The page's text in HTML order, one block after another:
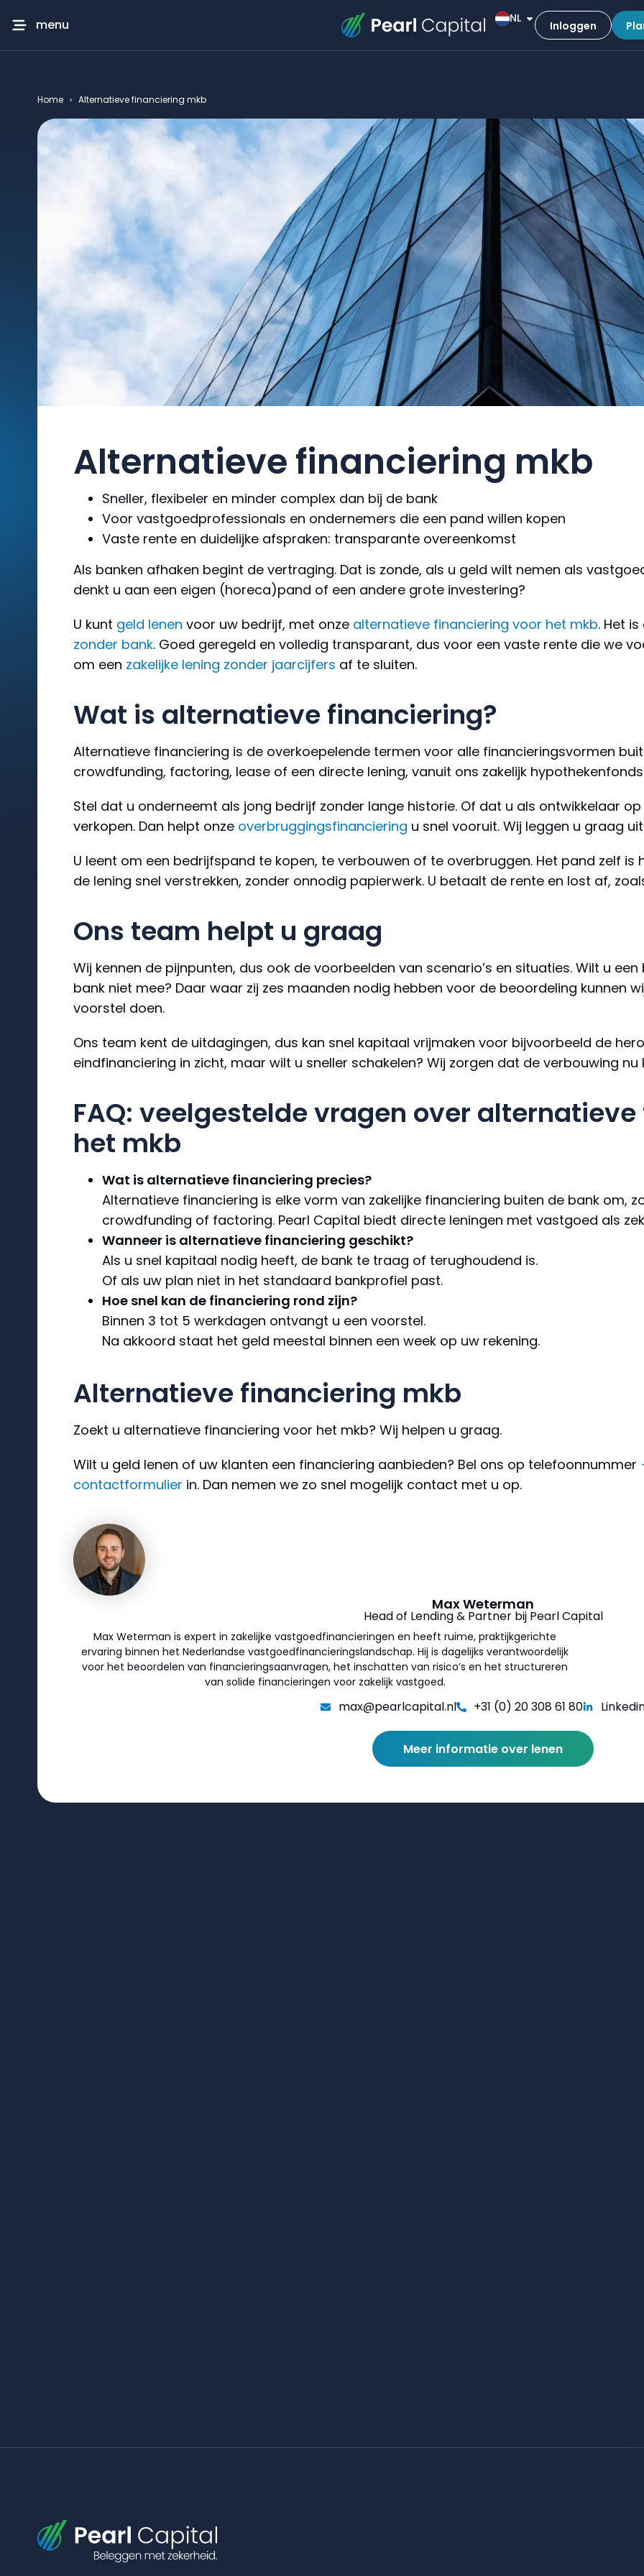
menu NL
Inloggen
Home › Alternatieve financiering mkb
Alternatieve financiering mkb
Sneller, flexibeler en minder complex dan bij de bank
Voor vastgoedprofessionals en ondernemers die een pand willen kopen
Vaste rente en duidelijke afspraken: transparante overeenkomst
Als banken afhaken begint de vertraging. Dat is zonde, als u geld wilt nemen als
denkt u aan een eigen (horeca)pand of een andere grote investering?
U kunt geld lenen voor uw bedrijf, met onze alternatieve financiering voor het mkb. Het
zonder bank. Goed geregeld en volledig transparant, dus voor een vaste rente die we
om een zakelijke lening zonder jaarcijfers af te sluiten.
Wat is alternatieve financiering?
Alternatieve financiering is de overkoepelende termen voor alle financieringsvormen
crowdfunding, factoring, lease of een directe lening, vanuit ons zakelijk
Stel dat u onderneemt als jong bedrijf zonder lange historie. Of dat u als ontwikkelaar
verkopen. Dan helpt onze overbruggingsfinanciering u snel vooruit. Wij leggen u graag
U leent om een bedrijfspand te kopen, te verbouwen of te overbruggen. Het pand zelf is
de lening snel verstrekken, zonder onnodig papierwerk. U betaalt de rente en lost af,
Ons team helpt u graag
Wij kennen de pijnpunten, dus ook de voorbeelden van scenario’s en situaties. Wilt u
bank niet mee? Daar waar zij zes maanden nodig hebben voor de beoordeling kunnen
voorstel doen.
Ons team kent de uitdagingen, dus kan snel kapitaal vrijmaken voor bijvoorbeeld de
eindfinanciering in zicht, maar wilt u sneller schakelen? Wij zorgen dat de verbouwing nu
FAQ: veelgestelde vragen over
het mkb
Wat is alternatieve financiering precies?
Alternatieve financiering is elke vorm van zakelijke financiering buiten de bank om,
crowdfunding of factoring. Pearl Capital biedt directe leningen met vastgoed als
Wanneer is alternatieve financiering geschikt?
Als u snel kapitaal nodig heeft, de bank te traag of terughoudend is.
Of als uw plan niet in het standaard bankprofiel past.
Hoe snel kan de financiering rond zijn?
Binnen 3 tot 5 werkdagen ontvangt u een voorstel.
Na akkoord staat het geld meestal binnen een week op uw rekening.
Alternatieve financiering mkb
Zoekt u alternatieve financiering voor het mkb? Wij helpen u graag.
Wilt u geld lenen of uw klanten een financiering aanbieden? Bel ons op telefoonnummer
contactformulier in. Dan nemen we zo snel mogelijk contact met u op.
Max Weterman
Head of Lending & Partner bij Pearl Capital
Max Weterman is expert in zakelijke vastgoedfinancieringen en heeft ruime, praktijkgerichte
ervaring binnen het Nederlandse vastgoedfinancieringslandschap. Hij is dagelijks verantwoordelijk
voor het beoordelen van financieringsaanvragen, het inschatten van risico’s en het structureren
van solide financieringen voor zakelijk vastgoed.
max@pearlcapital.nl +31 (0) 20 308 61 80
Meer informatie over lenen